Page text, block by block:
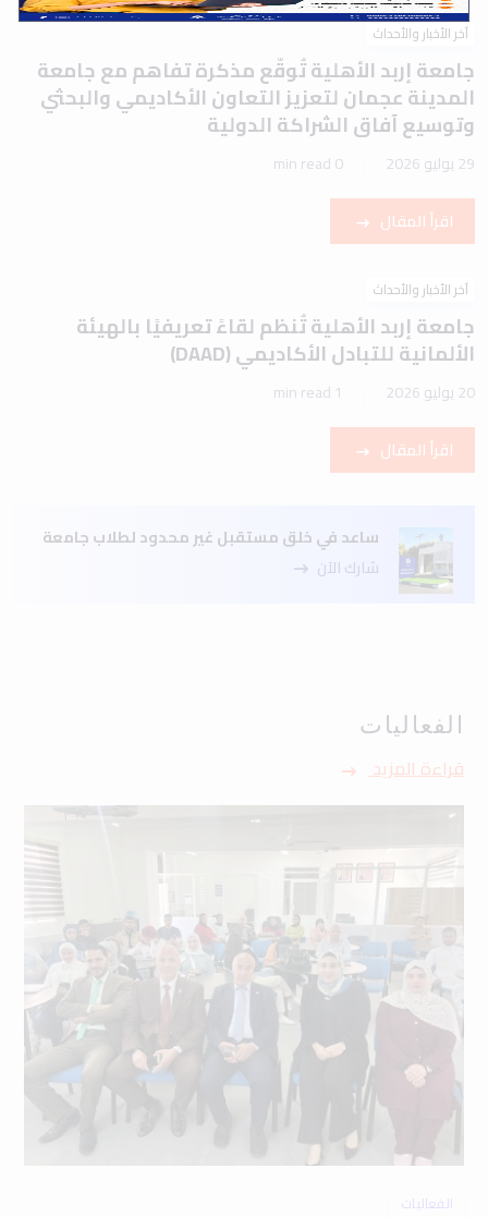
آخر الأخبار والأحداث
جامعة إربد الأهلية تُوقّع مذكرة تفاهم مع جامعة
المدينة عجمان لتعزيز التعاون الأكاديمي والبحثي
وتوسيع آفاق الشراكة الدولية
29 يوليو 2026 0 min read
اقرأ المقال
آخر الأخبار والأحداث
جامعة إربد الأهلية تُنظم لقاءً تعريفيًا بالهيئة
الألمانية للتبادل الأكاديمي (DAAD)
20 يوليو 2026 1 min read
اقرأ المقال
ساعد في خلق مستقبل غير محدود لطلاب جامعة
شارك الآن
الفعاليات
قراءة المزيد
الفعاليات